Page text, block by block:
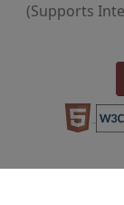
(Supports